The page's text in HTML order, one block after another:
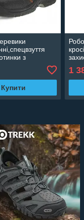
з
ArtMaster
SB
Купити
1